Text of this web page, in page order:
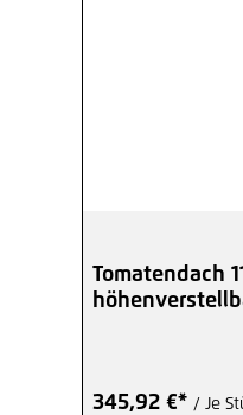
Tomatendach
345,92 €* / Je